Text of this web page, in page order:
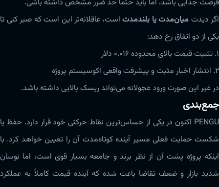
فرصت جذابی باشد، اما باید حتماً حد ضرر مشخص داشته باشی.
اگر دیدت میان‌مدت یا بلندمدت است، عاقلانه‌تر این است که صبر کنی تا
یکی از دو اتفاق رخ دهد:
۱. تثبیت قیمت بالای محدوده ۰.۰۱۶ دلار
۲. انتشار اخبار مثبت و پیشرفت واقعی اکوسیستم پروژه
در غیر این صورت ورود عجولانه می‌تواند ریسک بالایی داشته باشد.
جمع‌بندی
PENGU اکنون در یکی از حساس‌ترین نقاط حرکتی خود قرار دارد. حفظ یا
شکست حمایت فعلی مسیر آینده کوتاه‌مدت آن را تعیین خواهد کرد. با
اینکه پروژه پشت آن از نظر برند و جامعه بسیار قوی است، اما نوسان
شدید بازار و ضعف تقاضا باعث شده که آینده قیمت کاملاً به عملکرد